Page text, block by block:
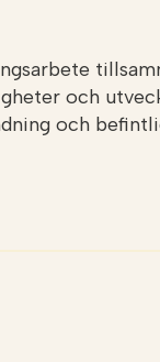
och
och